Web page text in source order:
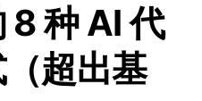
8 种 AI 代
超出基